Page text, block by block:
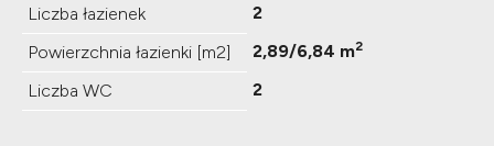
Liczba łazienek
2
Powierzchnia łazienki [m2]
2,89/6,84 m2
Liczba WC 2